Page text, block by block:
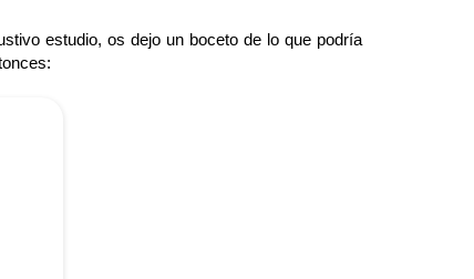
estudio, os dejo un boceto de lo que podría